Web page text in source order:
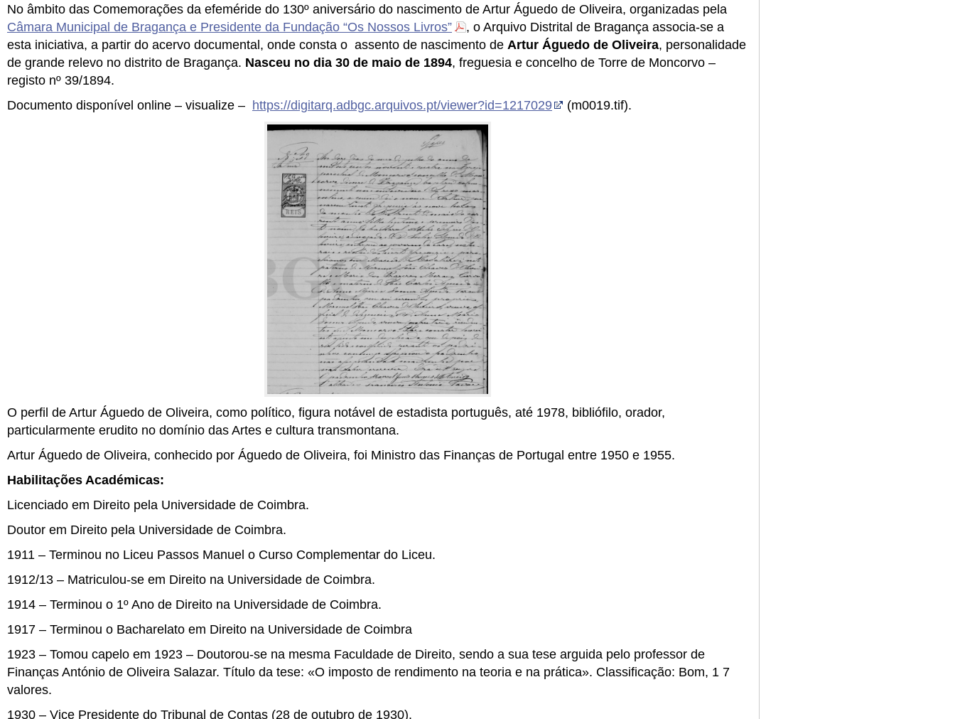
No âmbito das Comemorações da efeméride do 130º aniversário do nascimento de Artur Águedo de Oliveira, organizadas pela
Câmara Municipal de Bragança e Presidente da Fundação “Os Nossos Livros”
, o Arquivo Distrital de Bragança associa-se a
esta iniciativa, a partir do acervo documental, onde consta o assento de nascimento de Artur Águedo de Oliveira, personalidade
de grande relevo no distrito de Bragança. Nasceu no dia 30 de maio de 1894, freguesia e concelho de Torre de Moncorvo –
registo nº 39/1894.
Documento disponível online – visualize – https://digitarq.adbgc.arquivos.pt/viewer?id=1217029 (m0019.tif).
O perfil de Artur Águedo de Oliveira, como político, figura notável de estadista português, até 1978, bibliófilo, orador,
particularmente erudito no domínio das Artes e cultura transmontana.
Artur Águedo de Oliveira, conhecido por Águedo de Oliveira, foi Ministro das Finanças de Portugal entre 1950 e 1955.
Habilitações Académicas:
Licenciado em Direito pela Universidade de Coimbra.
Doutor em Direito pela Universidade de Coimbra.
1911 – Terminou no Liceu Passos Manuel o Curso Complementar do Liceu.
1912/13 – Matriculou-se em Direito na Universidade de Coimbra.
1914 – Terminou o 1º Ano de Direito na Universidade de Coimbra.
1917 – Terminou o Bacharelato em Direito na Universidade de Coimbra
1923 – Tomou capelo em 1923 – Doutorou-se na mesma Faculdade de Direito, sendo a sua tese arguida pelo professor de
Finanças António de Oliveira Salazar. Título da tese: «O imposto de rendimento na teoria e na prática». Classificação: Bom, 1 7
valores.
1930 – Vice Presidente do Tribunal de Contas (28 de outubro de 1930).